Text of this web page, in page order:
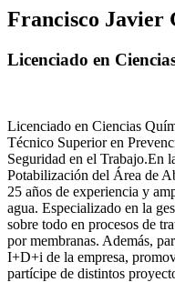
Francisco Javier
Licenciado en
Licenciado en Ciencias
Técnico Superior en
Seguridad en el Trabajo.En
Potabilización del Área de
25 años de experiencia y
agua. Especializado en la
sobre todo en procesos de
por membranas. Además,
I+D+i de la empresa,
partícipe de distintos